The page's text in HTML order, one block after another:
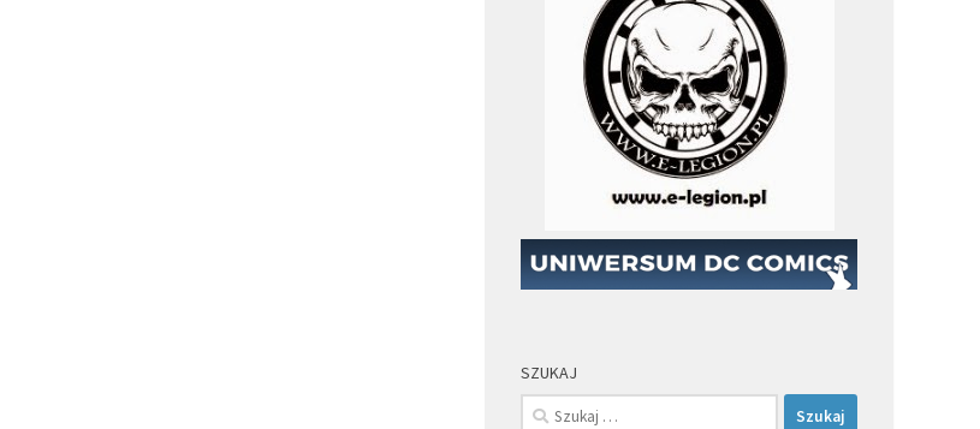
SZUKAJ
Szukaj: